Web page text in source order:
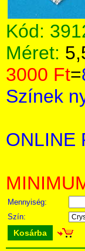
Kód:
Méret:
3000 Ft=
Színek
ONLINE
Mennyiség:
Szín:
Kosárba